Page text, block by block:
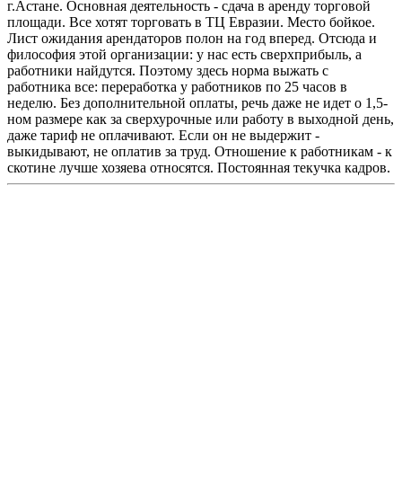
г.Астане. Основная деятельность - сдача в аренду торговой
площади. Все хотят торговать в ТЦ Евразии. Место бойкое.
Лист ожидания арендаторов полон на год вперед. Отсюда и
философия этой организации: у нас есть сверхприбыль, а
работники найдутся. Поэтому здесь норма выжать с
работника все: переработка у работников по 25 часов в
неделю. Без дополнительной оплаты, речь даже не идет о 1,5-
ном размере как за сверхурочные или работу в выходной день,
даже тариф не оплачивают. Если он не выдержит -
выкидывают, не оплатив за труд. Отношение к работникам - к
скотине лучше хозяева относятся. Постоянная текучка кадров.